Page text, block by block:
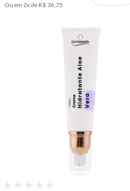
Ou em 2xde R$ 36,75
aos favoritos